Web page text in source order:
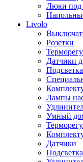
Люки под
Livolo
Розетки
Датчики
Лампы
Умный
Датчики